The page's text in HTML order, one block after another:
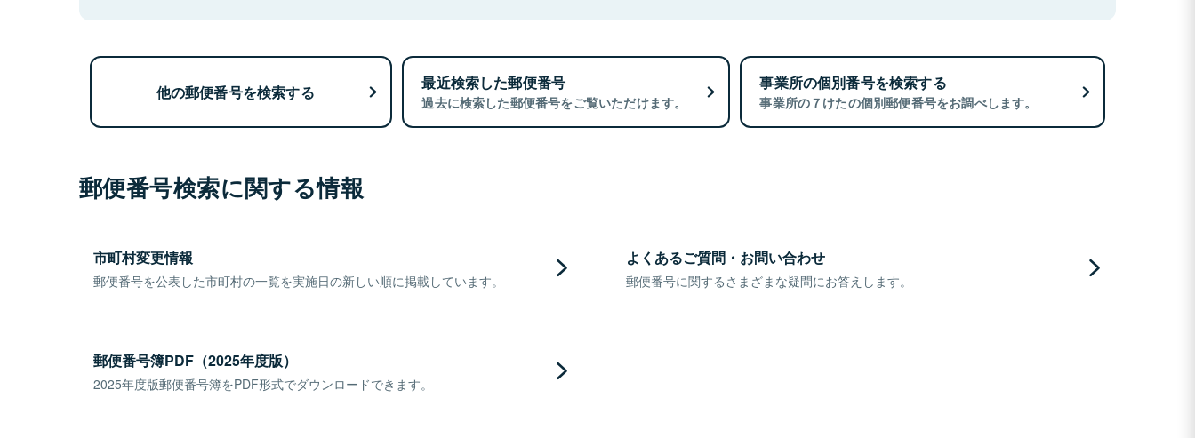
他の郵便番号を検索する 最近検索した郵便番号
過去に検索した郵便番号をご覧いただけます。
事業所の個別番号を検索する
事業所の７けたの個別郵便番号をお調べします。
郵便番号検索に関する情報
市町村変更情報
郵便番号を公表した市町村の一覧を実施日の新しい順に掲載しています。
よくあるご質問・お問い合わせ
郵便番号に関するさまざまな疑問にお答えします。
郵便番号簿PDF（2025年度版）
2025年度版郵便番号簿をPDF形式でダウンロードできます。